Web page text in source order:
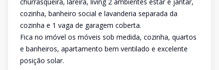
cozinha, banheiro social e lavanderia separada da
cozinha e 1 vaga de garagem coberta.
Fica no imóvel os móveis sob medida, cozinha, quartos
e banheiros, apartamento bem ventilado e excelente
posição solar.